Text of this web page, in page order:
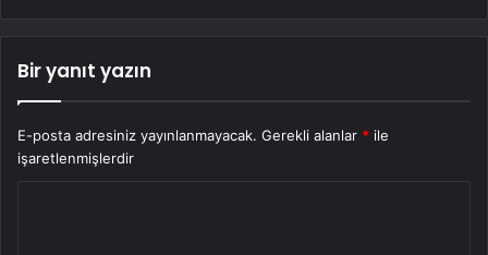
Bir yanıt yazın
E-posta adresiniz yayınlanmayacak. Gerekli alanlar * ile
işaretlenmişlerdir